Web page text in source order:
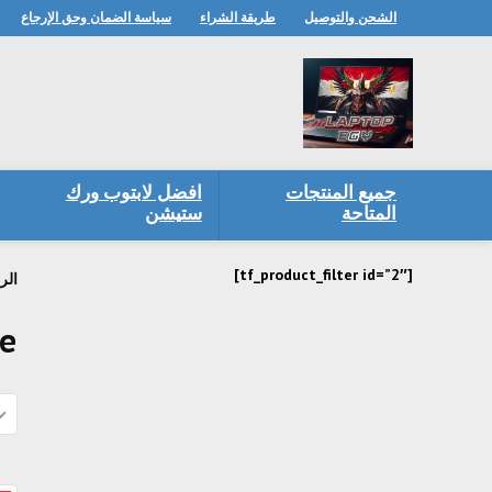
الشحن والتوصيل طريقة الشراء سياسة الضمان وحق الإرجاع
جميع المنتجات
المتاحة
افضل لابتوب ورك
ستيشن
[tf_product_filter id=”2″]